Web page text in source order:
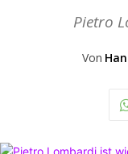
Pietro
Von